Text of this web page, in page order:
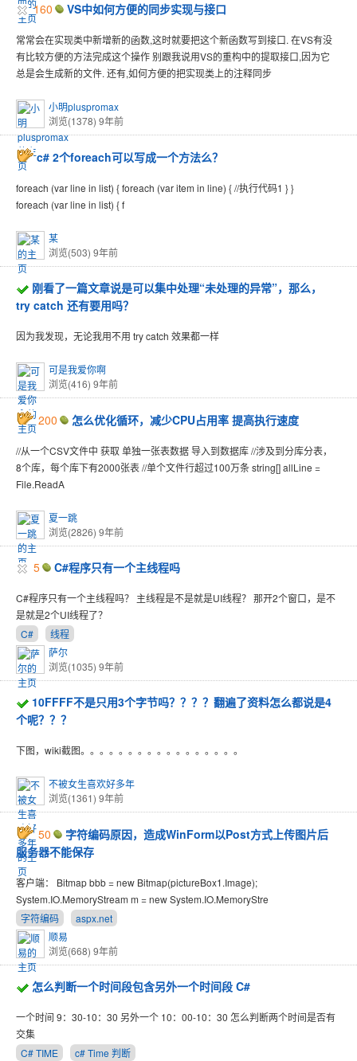
160 VS中如何方便的同步实现与接口
常常会在实现类中新增新的函数,这时就要把这个新函数写到接口. 在VS有没
有比较方便的方法完成这个操作 别跟我说用VS的重构中的提取接口,因为它
总是会生成新的文件. 还有,如何方便的把实现类上的注释同步
小明pluspromax
浏览(1378) 9年前
c# 2个foreach可以写成一个方法么？
foreach (var line in list) { foreach (var item in line) { //执行代码1 } }
foreach (var line in list) { f
某
浏览(503) 9年前
刚看了一篇文章说是可以集中处理“未处理的异常”，那么，
try catch 还有要用吗？
因为我发现，无论我用不用 try catch 效果都一样
可是我爱你啊
浏览(416) 9年前
200 怎么优化循环，减少CPU占用率 提高执行速度
//从一个CSV文件中 获取 单独一张表数据 导入到数据库 //涉及到分库分表，
8个库，每个库下有2000张表 //单个文件行超过100万条 string[] allLine =
File.ReadA
夏一跳
浏览(2826) 9年前
5 C#程序只有一个主线程吗
C#程序只有一个主线程吗？ 主线程是不是就是UI线程？ 那开2个窗口，是不
是就是2个UI线程了？
C#
线程
萨尔
浏览(1035) 9年前
10FFFF不是只用3个字节吗？？？？翻遍了资料怎么都说是4
个呢？？？
下图，wiki截图。。。。。。。。。。。。。。。。。
不被女生喜欢好多年
浏览(1361) 9年前
50
字符编码原因，造成WinForm以Post方式上传图片后
服务器不能保存
客户端： Bitmap bbb = new Bitmap(pictureBox1.Image);
System.IO.MemoryStream m = new System.IO.MemoryStre
字符编码
aspx.net
顺易
浏览(668) 9年前
怎么判断一个时间段包含另外一个时间段 C#
一个时间 9：30-10：30 另外一个 10：00-10：30 怎么判断两个时间是否有
交集
C# TIME
c# Time 判断